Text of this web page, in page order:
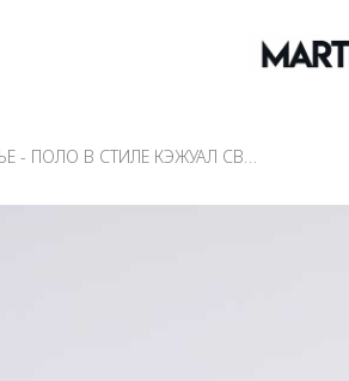
ПЛАТЬЕ - ПОЛО В СТИЛЕ КЭЖУАЛ СВЕТЛО-ГОЛУБОЕ